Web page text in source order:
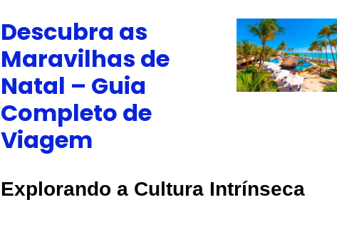
Descubra as
Maravilhas de
Natal – Guia
Completo de
Viagem
Explorando a Cultura Intrínseca